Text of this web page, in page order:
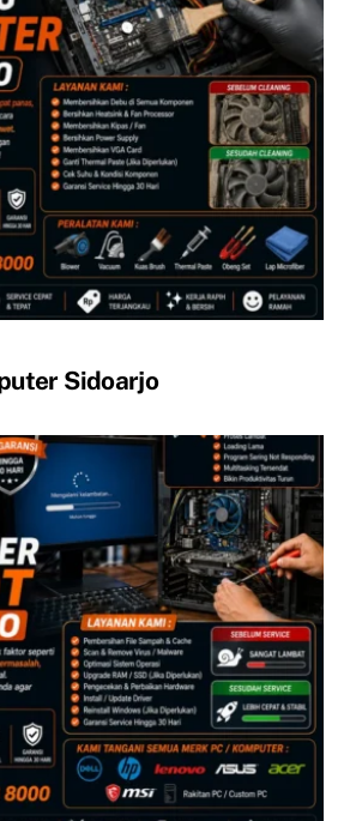
Sidoarjo